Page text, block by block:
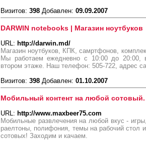
Визитов: 398 Добавлен: 09.09.2007
DARWIN notebooks | Магазин ноутбуков
URL: http://darwin.md/
Магазин ноутбуков, КПК, самртфонов,
Мы работаем ежедневно с 10:00 до 20:00,
втором этаже. Наш телефон: 505-722, адрес
Визитов: 398 Добавлен: 01.10.2007
Мобильный контент на любой сотовый.
URL: http://www.maxbeer75.com
Мобильные развлечения на любой вкус -
раелтоны, полифония, темы на рабочий стол
сотовых! Заходим и качаем.